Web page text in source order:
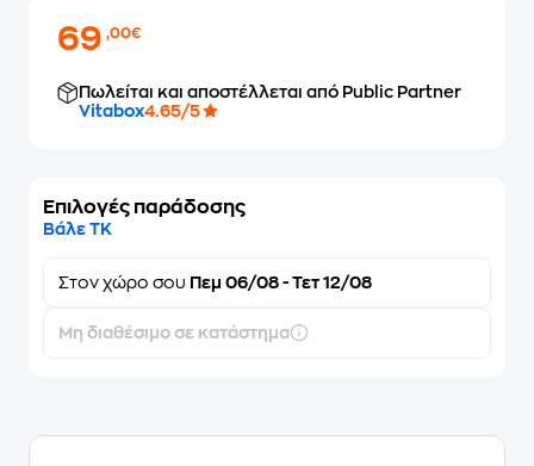
69,00€
Πωλείται και αποστέλλεται από Public Partner
Vitabox4.65/5
Επιλογές παράδοσης
Βάλε ΤΚ
Στον χώρο σου Πεμ 06/08 - Τετ 12/08
Μη διαθέσιμο σε κατάστημα